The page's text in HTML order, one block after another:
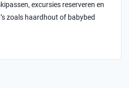
excursies reserveren en
zoals haardhout of babybed